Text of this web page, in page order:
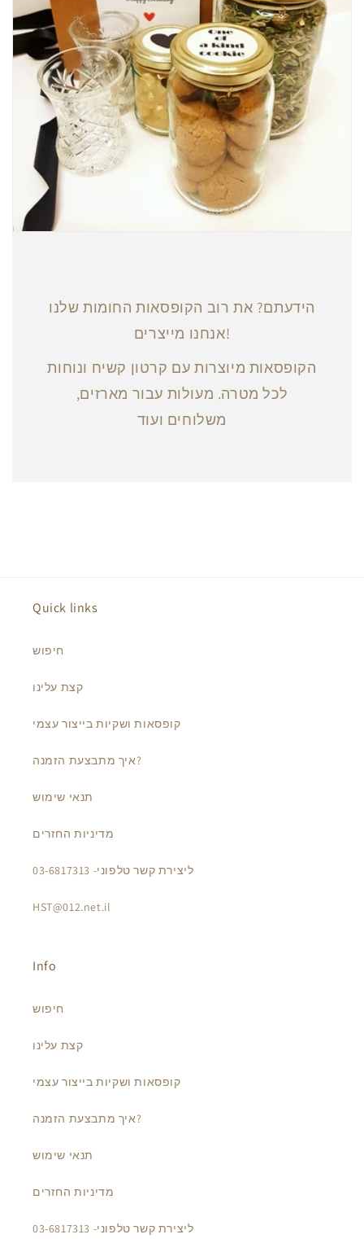
הידעתם? את רוב הקופסאות החומות שלנו
אנחנו מייצרים!
הקופסאות מיוצרות עם קרטון קשיח ונוחות
לכל מטרה. מעולות עבור מארזים,
משלוחים ועוד
Quick links
חיפוש
קצת עלינו
קופסאות ושקיות בייצור עצמי
איך מתבצעת הזמנה?
תנאי שימוש
מדיניות החזרים
ליצירת קשר טלפוני- 03-6817313
HST@012.net.il
Info
חיפוש
קצת עלינו
קופסאות ושקיות בייצור עצמי
איך מתבצעת הזמנה?
תנאי שימוש
מדיניות החזרים
ליצירת קשר טלפוני- 03-6817313